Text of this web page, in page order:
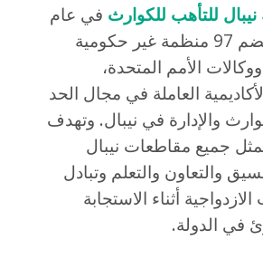
للتأهب للكوارث في عام
1996، شبكة تضم 97 منظمة غير حكومية
الأمم المتحدة،
العاملة في مجال الحد
والإدارة في نيبال. وتهدف
جميع مقاطعات نيبال
والتعاون والتعلم وتبادل
أثناء الاستجابة
في الدولة.